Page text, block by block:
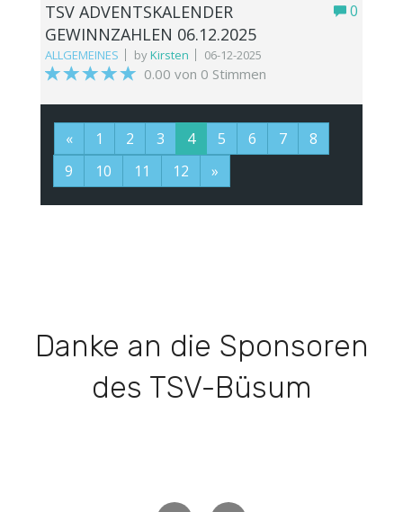
0
TSV ADVENTSKALENDER
GEWINNZAHLEN 06.12.2025
ALLGEMEINES byKirsten 06-12-2025
0.00 von 0 Stimmen
« 1 2 3 4 5 6 7
8
9
10 11 12 »
Danke an die Sponsoren
des TSV-Büsum